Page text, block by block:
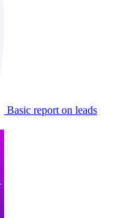
Basic report on leads